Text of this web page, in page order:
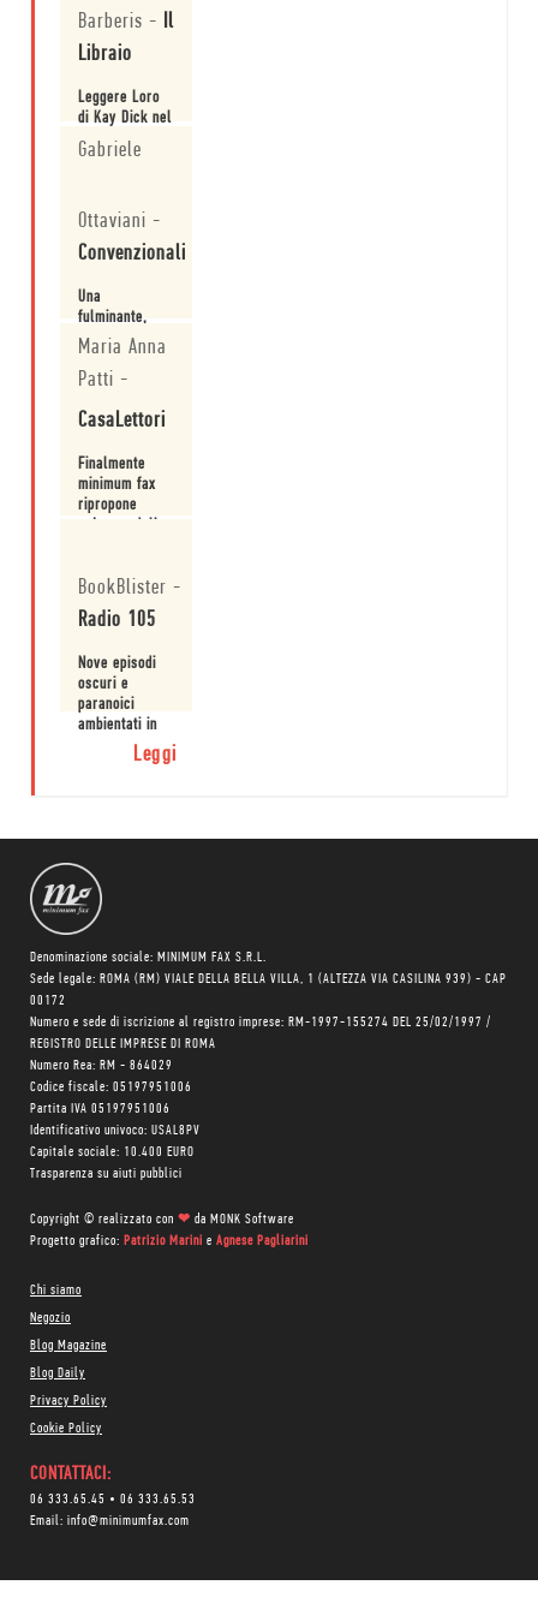
specifico
senza essere
prevedibile e
brutale.
Barberis - Il
Libraio
Leggere Loro
di Kay Dick nel
2022, a circa
cinquant’anni
significa
interrogarsi
nuovamente
dell’arte nella
contemporaneità,
e magari
una risposta
Gabriele
Ottaviani -
Convenzionali
Una
fulminante,
inquietante e
drammaticamente
veridica e
opera di genio.
Maria Anna
Patti -
CasaLettori
Finalmente
minimum fax
ripropone
tempi sono
maturi per
entrare
distopico di
una geniale
scrittrice.
BookBlister -
Radio 105
Nove episodi
oscuri e
paranoici
ambientati in
un mondo
distopico che
maledizione
che impedisce
di farlo.
Leggi
Denominazione sociale: MINIMUM FAX S.R.L.
Sede legale: ROMA (RM) VIALE DELLA BELLA VILLA, 1 (ALTEZZA VIA CASILINA 939) - CAP
00172
Numero e sede di iscrizione al registro imprese: RM-1997-155274 DEL 25/02/1997 /
REGISTRO DELLE IMPRESE DI ROMA
Numero Rea: RM - 864029
Codice fiscale: 05197951006
Partita IVA 05197951006
Identificativo univoco: USAL8PV
Capitale sociale: 10.400 EURO
Trasparenza su aiuti pubblici
Copyright © realizzato con ❤ da MONK Software
Progetto grafico: Patrizio Marini e Agnese Pagliarini
Chi siamo
Negozio
Blog Magazine
Blog Daily
Privacy Policy
Cookie Policy
CONTATTACI:
06 333.65.45 • 06 333.65.53
Email: info@minimumfax.com